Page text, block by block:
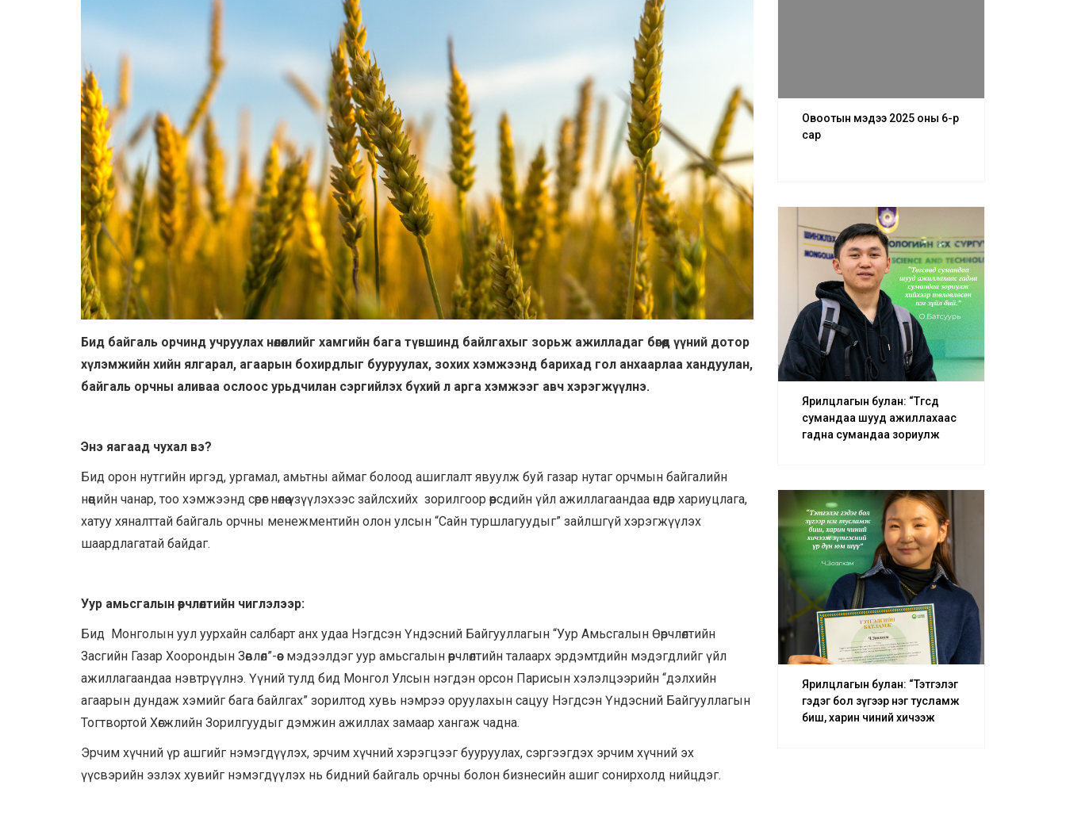
Бид байгаль орчинд учруулах нөлөөллийг хамгийн бага түвшинд байлгахыг зорьж ажилладаг бөгөөд үүний дотор
хүлэмжийн хийн ялгарал, агаарын бохирдлыг бууруулах, зохих хэмжээнд барихад гол анхаарлаа хандуулан,
байгаль орчны аливаа ослоос урьдчилан сэргийлэх бүхий л арга хэмжээг авч хэрэгжүүлнэ.
Энэ яагаад чухал вэ?
Бид орон нутгийн иргэд, ургамал, амьтны аймаг болоод ашиглалт явуулж буй газар нутаг орчмын байгалийн
нөөцийн чанар, тоо хэмжээнд сөрөг нөлөө үзүүлэхээс зайлсхийх зорилгоор өөрсдийн үйл ажиллагаандаа өндөр хариуцлага,
хатуу хяналттай байгаль орчны менежментийн олон улсын “Сайн туршлагуудыг” зайлшгүй хэрэгжүүлэх
шаардлагатай байдаг.
Уур амьсгалын өөрчлөлтийн чиглэлээр:
Бид Монголын уул уурхайн салбарт анх удаа Нэгдсэн Үндэсний Байгууллагын “Уур Амьсгалын Өөрчлөлтийн
Засгийн Газар Хоорондын Зөвлөл”-өөс мэдээлдэг уур амьсгалын өөрчлөлтийн талаарх эрдэмтдийн мэдэгдлийг үйл
ажиллагаандаа нэвтрүүлнэ. Үүний тулд бид Монгол Улсын нэгдэн орсон Парисын хэлэлцээрийн “дэлхийн
агаарын дундаж хэмийг бага байлгах” зорилтод хувь нэмрээ оруулахын сацуу Нэгдсэн Үндэсний Байгууллагын
Тогтвортой Хөгжлийн Зорилгуудыг дэмжин ажиллах замаар хангаж чадна.
Эрчим хүчний үр ашгийг нэмэгдүүлэх, эрчим хүчний хэрэгцээг бууруулах, сэргээгдэх эрчим хүчний эх
үүсвэрийн эзлэх хувийг нэмэгдүүлэх нь бидний байгаль орчны болон бизнесийн ашиг сонирхолд нийцдэг.
Овоотын мэдээ 2025 оны 6-р
сар
Ярилцлагын булан: “Төгсөөд
сумандаа шууд ажиллахаас
гадна сумандаа зориулж
Ярилцлагын булан: “Тэтгэлэг
гэдэг бол зүгээр нэг тусламж
биш, харин чиний хичээж